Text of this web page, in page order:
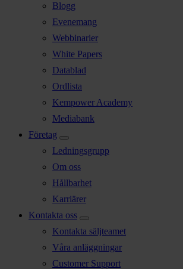
Blogg
Evenemang
Webbinarier
White Papers
Datablad
Ordlista
Kempower Academy
Mediabank
Företag
Ledningsgrupp
Om oss
Hållbarhet
Karriärer
Kontakta oss
Kontakta säljteamet
Våra anläggningar
Customer Support